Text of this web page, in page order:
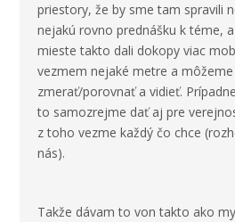
priestory, že by sme tam spravili
nejakú rovno prednášku k téme,
mieste takto dali dokopy viac
vezmem nejaké metre a
zmerať/porovnať a vidieť.
to samozrejme dať aj pre
z toho vezme každý čo chce
nás).
Takže dávam to von takto ako